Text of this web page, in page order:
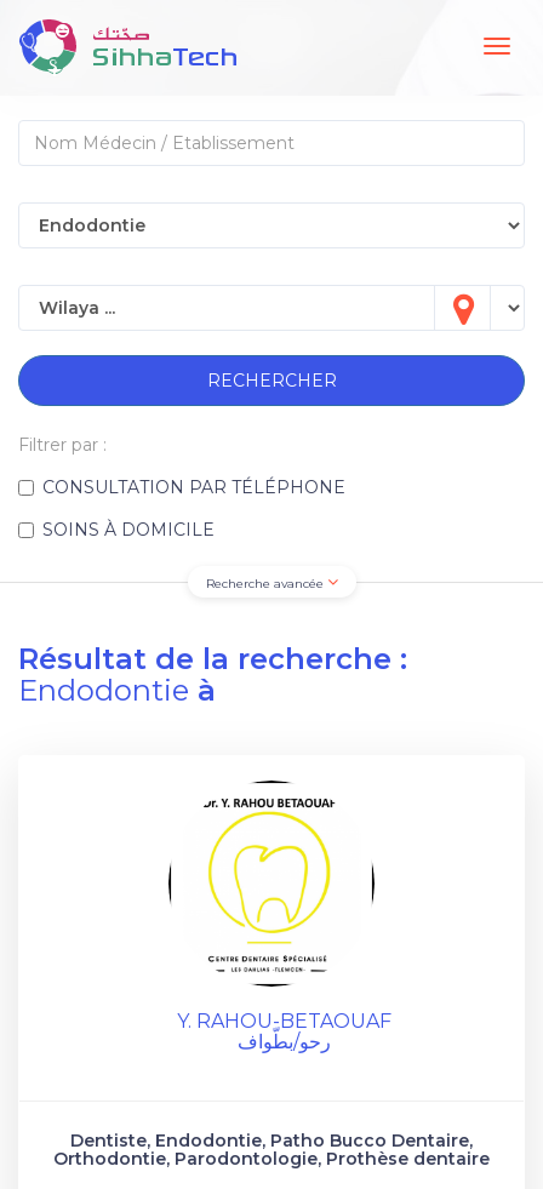
RECHERCHER
Filtrer par :
CONSULTATION PAR TÉLÉPHONE
SOINS À DOMICILE
Recherche avancée
Résultat de la recherche :
Endodontie à
Y. RAHOU-BETAOUAF
رحو/بطّواف
Dentiste, Endodontie, Patho Bucco Dentaire,
Orthodontie, Parodontologie, Prothèse dentaire